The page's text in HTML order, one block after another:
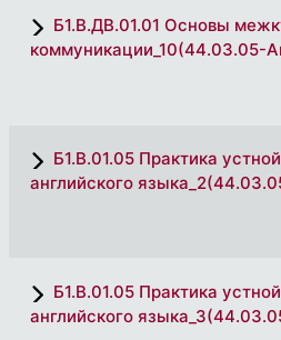
Б1.В.ДВ.01.01 Основы
коммуникации_10(44.03.05-
Б1.В.01.05 Практика
английского
Б1.В.01.05 Практика
английского